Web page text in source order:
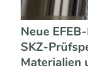
Neue
SKZ-
Materialien